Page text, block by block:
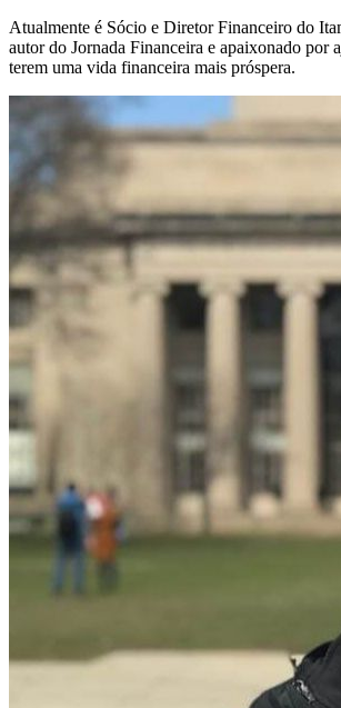
Atualmente é Sócio e Diretor Financeiro do
autor do Jornada Financeira e apaixonado por
terem uma vida financeira mais próspera.